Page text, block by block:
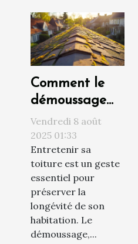
Comment le
démoussage
prolonge la
durée de vie
de votre
toiture ?
Vendredi 8 août
2025 01:33
Entretenir sa
toiture est un geste
essentiel pour
préserver la
longévité de son
habitation. Le
démoussage,...